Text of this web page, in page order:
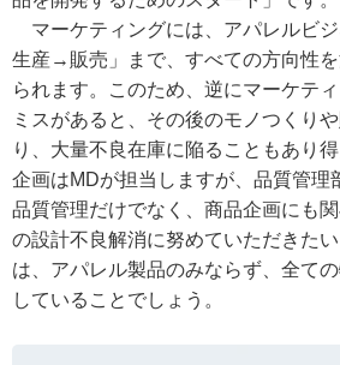
マーケティングには、アパレルビ
生産→販売」まで、すべての方向性
られます。このため、逆にマーケテ
ミスがあると、その後のモノつくり
り、大量不良在庫に陥ることもあり
企画はMDが担当しますが、品質管理
品質管理だけでなく、商品企画にも
の設計不良解消に努めていただきた
は、アパレル製品のみならず、全て
していることでしょう。